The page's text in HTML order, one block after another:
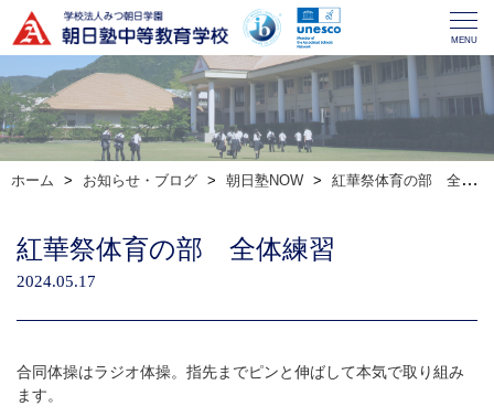
MENU
ホーム お知らせ・ブログ 朝日塾NOW 紅華祭体育の部 全体練習
紅華祭体育の部 全体練習
2024.05.17
合同体操はラジオ体操。指先までピンと伸ばして本気で取り組み
ます。